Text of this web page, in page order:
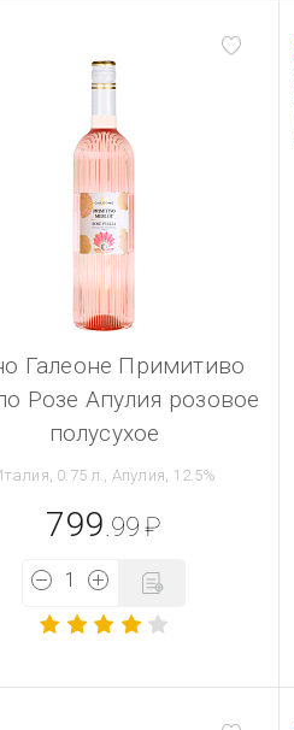
Галеоне Примитиво
Розе Апулия розовое
полусухое
0.75 л., Апулия, 12.5%
799 .99 ₽